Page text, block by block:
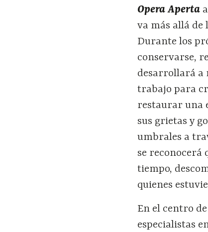
Opera Aperta
va más allá
Durante los
conservarse,
desarrollará a
trabajo para
restaurar una
sus grietas y
umbrales a
se reconocerá
tiempo,
quienes
En el centro
especialistas